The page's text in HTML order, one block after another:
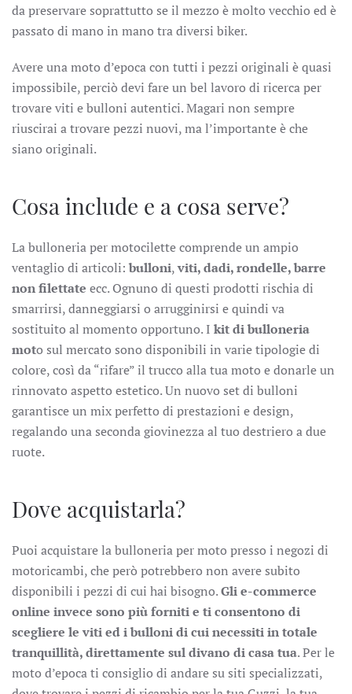
da preservare soprattutto se il mezzo è molto vecchio ed è
passato di mano in mano tra diversi biker.
Avere una moto d’epoca con tutti i pezzi originali è quasi
impossibile, perciò devi fare un bel lavoro di ricerca per
trovare viti e bulloni autentici. Magari non sempre
riuscirai a trovare pezzi nuovi, ma l’importante è che
siano originali.
Cosa include e a cosa serve?
La bulloneria per motocilette comprende un ampio
ventaglio di articoli: bulloni,viti, dadi, rondelle, barre
non filettate ecc. Ognuno di questi prodotti rischia di
smarrirsi, danneggiarsi o arrugginirsi e quindi va
sostituito al momento opportuno. I kit di bulloneria
moto sul mercato sono disponibili in varie tipologie di
colore, così da “rifare” il trucco alla tua moto e donarle un
rinnovato aspetto estetico. Un nuovo set di bulloni
garantisce un mix perfetto di prestazioni e design,
regalando una seconda giovinezza al tuo destriero a due
ruote.
Dove acquistarla?
Puoi acquistare la bulloneria per moto presso i negozi di
motoricambi, che però potrebbero non avere subito
disponibili i pezzi di cui hai bisogno.Gli e-commerce
online invece sono più forniti e ti consentono di
scegliere le viti ed i bulloni di cui necessiti in totale
tranquillità, direttamente sul divano di casa tua. Per le
moto d’epoca ti consiglio di andare su siti specializzati,